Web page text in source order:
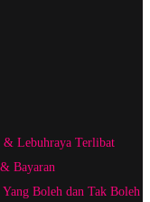
& Lebuhraya Terlibat
Bayaran
Boleh dan Tak Boleh